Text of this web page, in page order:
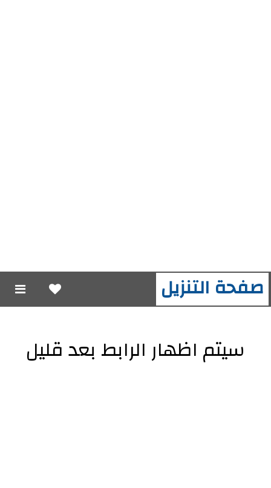
صفحة التنزيل
سيتم اظهار الرابط بعد قليل